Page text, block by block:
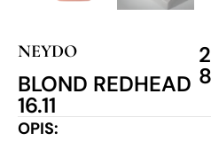
NEYDO
BLOND REDHEAD
16.11
OPIS: